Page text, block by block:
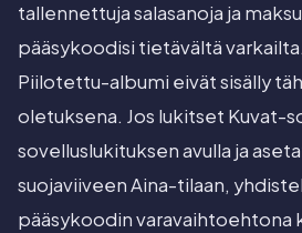
tallennettuja salasanoja ja
pääsykoodisi tietävältä
Piilotettu-albumi eivät sisälly
oletuksena. Jos lukitset Kuvat-
sovelluslukituksen avulla ja
suojaviiveen Aina-tilaan,
pääsykoodin varavaihtoehtona